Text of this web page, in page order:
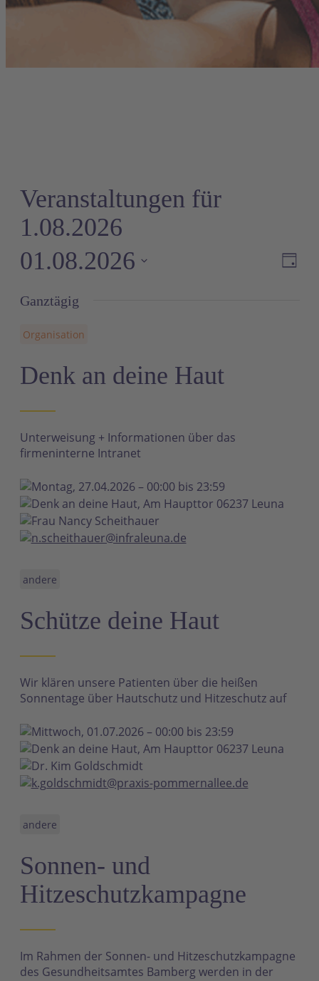
Veranstaltungen für
1.08.2026
Tag
01.08.2026
wählen.
Ganztägig
Organisation
Denk an deine Haut
Unterweisung + Informationen über das
firmeninterne Intranet
Montag, 27.04.2026 – 00:00 bis 23:59
Denk an deine Haut, Am Haupttor 06237 Leuna
Frau Nancy Scheithauer
n.scheithauer@infraleuna.de
andere
Schütze deine Haut
Wir klären unsere Patienten über die heißen
Sonnentage über Hautschutz und Hitzeschutz auf
Mittwoch, 01.07.2026 – 00:00 bis 23:59
Denk an deine Haut, Am Haupttor 06237 Leuna
Dr. Kim Goldschmidt
k.goldschmidt@praxis-pommernallee.de
andere
Sonnen- und
Hitzeschutzkampagne
Im Rahmen der Sonnen- und Hitzeschutzkampagne
des Gesundheitsamtes Bamberg werden in der